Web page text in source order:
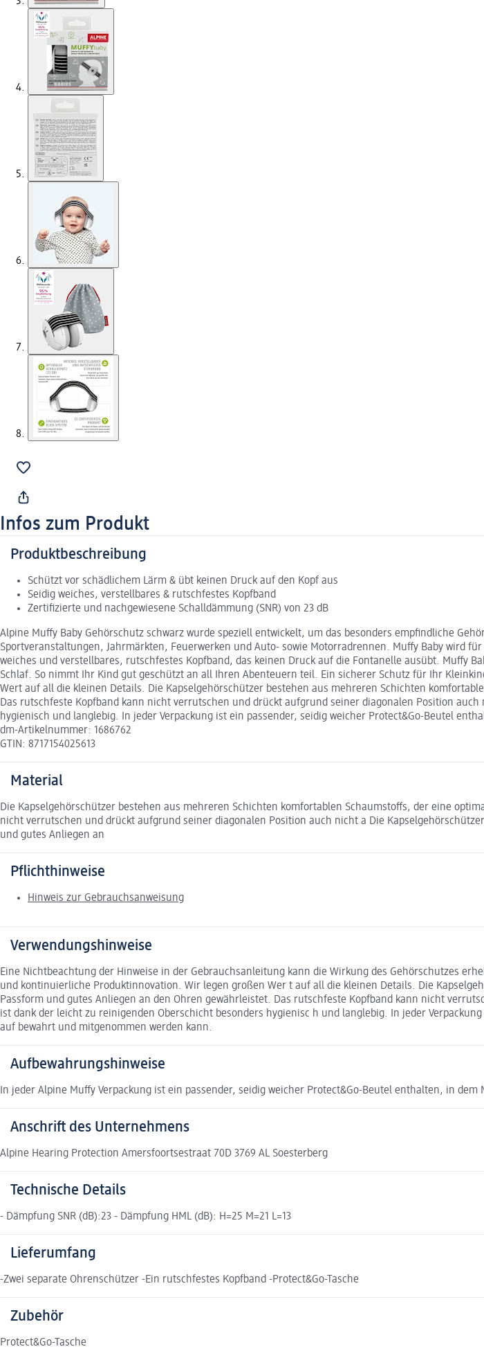
Infos zum Produkt
Produktbeschreibung
Schützt vor schädlichem Lärm & übt keinen Druck auf den Kopf aus
Seidig weiches, verstellbares & rutschfestes Kopfband
Zertifizierte und nachgewiesene Schalldämmung (SNR) von 23 dB
Alpine Muffy Baby Gehörschutz schwarz wurde speziell entwickelt, um das besonders empfindliche
Sportveranstaltungen, Jahrmärkten, Feuerwerken und Auto- sowie Motorradrennen. Muffy Baby wird
weiches und verstellbares, rutschfestes Kopfband, das keinen Druck auf die Fontanelle ausübt. Muffy
Schlaf. So nimmt Ihr Kind gut geschützt an all Ihren Abenteuern teil. Ein sicherer Schutz für Ihr
Wert auf all die kleinen Details. Die Kapselgehörschützer bestehen aus mehreren Schichten
Das rutschfeste Kopfband kann nicht verrutschen und drückt aufgrund seiner diagonalen Position
hygienisch und langlebig. In jeder Verpackung ist ein passender, seidig weicher Protect&Go-Beutel
dm-Artikelnummer: 1686762
GTIN: 8717154025613
Material
Die Kapselgehörschützer bestehen aus mehreren Schichten komfortablen Schaumstoffs, der eine
nicht verrutschen und drückt aufgrund seiner diagonalen Position auch nicht a Die
und gutes Anliegen an
Pflichthinweise
Hinweis zur Gebrauchsanweisung
Verwendungshinweise
Eine Nichtbeachtung der Hinweise in der Gebrauchsanleitung kann die Wirkung des Gehörschutzes
und kontinuierliche Produktinnovation. Wir legen großen Wer t auf all die kleinen Details. Die
Passform und gutes Anliegen an den Ohren gewährleistet. Das rutschfeste Kopfband kann nicht
ist dank der leicht zu reinigenden Oberschicht besonders hygienisc h und langlebig. In jeder
auf bewahrt und mitgenommen werden kann.
Aufbewahrungshinweise
In jeder Alpine Muffy Verpackung ist ein passender, seidig weicher Protect&Go-Beutel enthalten, in
Anschrift des Unternehmens
Alpine Hearing Protection Amersfoortsestraat 70D 3769 AL Soesterberg
Technische Details
- Dämpfung SNR (dB):23 - Dämpfung HML (dB): H=25 M=21 L=13
Lieferumfang
-Zwei separate Ohrenschützer -Ein rutschfestes Kopfband -Protect&Go-Tasche
Zubehör
Protect&Go-Tasche